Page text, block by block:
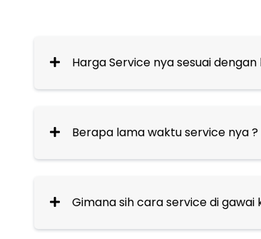
Harga Service nya sesuai
Berapa lama waktu service nya ?
Gimana sih cara service di gawai